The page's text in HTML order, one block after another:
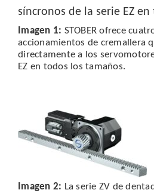
Imagen 1: STOBER ofrece
accionamientos de cremallera
directamente a los
EZ en todos los tamaños.
Imagen 2: La serie ZV de